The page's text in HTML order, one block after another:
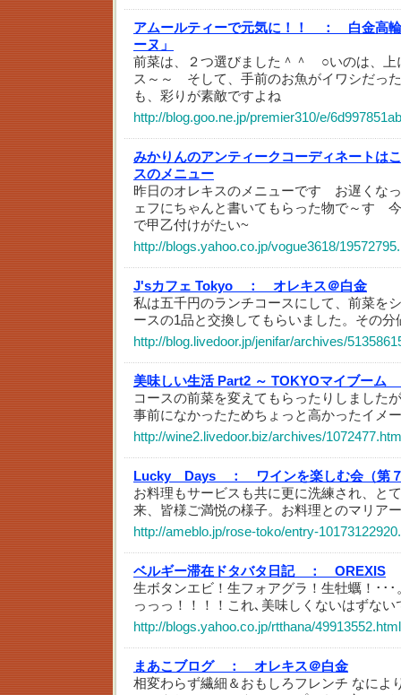
アムールティーで元気に！！ ：
白金高
ーヌ」
前菜は、２つ選びました＾＾ ○いのは、上
ス～～ そして、手前のお魚がイワシだっ
も、彩りが素敵ですよね
http://blog.goo.ne.jp/premier310/e/
みかりんのアンティークコーディネートは
スのメニュー
昨日のオレキスのメニューです お遅くな
ェフにちゃんと書いてもらった物で～す
で甲乙付けがたい~
http://blogs.yahoo.co.jp/vogue3618/
J'sカフェ Tokyo ：
オレキス＠白金
私は五千円のランチコースにして、前菜を
ースの1品と交換してもらいました。その
http://blog.livedoor.jp/jenifar/archives/
美味しい生活 Part2 ～ TOKYOマイブーム
コースの前菜を変えてもらったりしました
事前になかったためちょっと高かったイメ
http://wine2.livedoor.biz/archives/
Lucky Days ：
ワインを楽しむ会（第
お料理もサービスも共に更に洗練され、と
来、皆様ご満悦の様子。お料理とのマリア
http://ameblo.jp/rose-toko/entry-
ベルギー滞在ドタバタ日記 ：
OREXIS
生ボタンエビ！生フォアグラ！生牡蠣！･･
っっっ！！！！これ､美味しくないはずない
http://blogs.yahoo.co.jp/rtthana/49913552.html
まあこブログ ：
オレキス＠白金
相変わらず繊細＆おもしろフレンチ なによ